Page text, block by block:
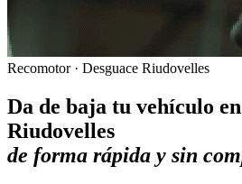
Recomotor · Desguace Riudovelles
Da de baja tu vehículo en
Riudovelles
de forma rápida y sin